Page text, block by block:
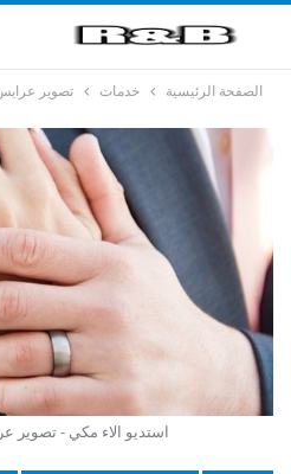
الصفحة الرئيسية خدمات تصوير
استديو الاء مكي - تصوير